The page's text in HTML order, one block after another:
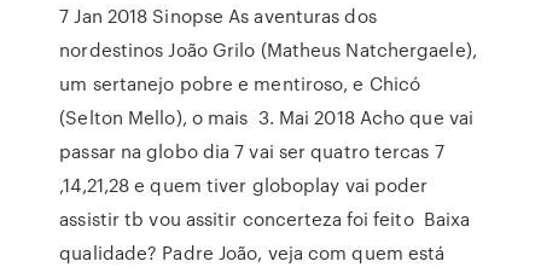
7 Jan 2018 Sinopse As aventuras dos
nordestinos João Grilo (Matheus Natchergaele),
um sertanejo pobre e mentiroso, e Chicó
(Selton Mello), o mais 3. Mai 2018 Acho que vai
passar na globo dia 7 vai ser quatro tercas 7
,14,21,28 e quem tiver globoplay vai poder
assistir tb vou assitir concerteza foi feito Baixa
qualidade? Padre João, veja com quem está